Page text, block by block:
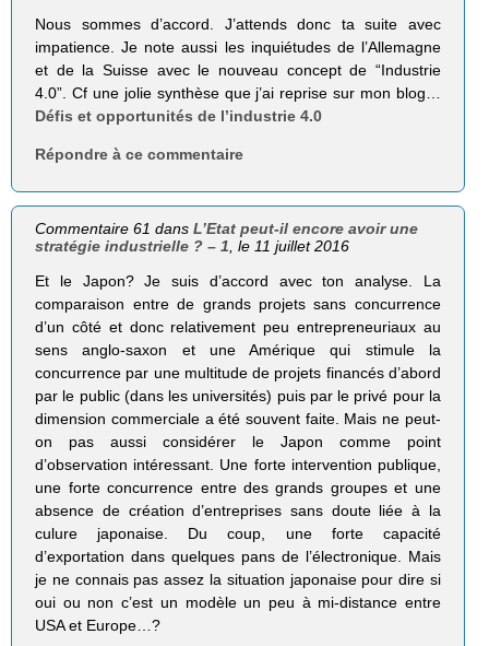
Nous sommes d’accord. J’attends donc ta suite avec
impatience. Je note aussi les inquiétudes de l’Allemagne
et de la Suisse avec le nouveau concept de “Industrie
4.0”. Cf une jolie synthèse que j’ai reprise sur mon blog…
Défis et opportunités de l’industrie 4.0
Répondre à ce commentaire
Commentaire 61 dansL’Etat peut-il encore avoir une
stratégie industrielle ? – 1 , le 11 juillet 2016
Et le Japon? Je suis d’accord avec ton analyse. La
comparaison entre de grands projets sans concurrence
d’un côté et donc relativement peu entrepreneuriaux au
sens anglo-saxon et une Amérique qui stimule la
concurrence par une multitude de projets financés d’abord
par le public (dans les universités) puis par le privé pour la
dimension commerciale a été souvent faite. Mais ne peut-
on pas aussi considérer le Japon comme point
d’observation intéressant. Une forte intervention publique,
une forte concurrence entre des grands groupes et une
absence de création d’entreprises sans doute liée à la
culure japonaise. Du coup, une forte capacité
d’exportation dans quelques pans de l’électronique. Mais
je ne connais pas assez la situation japonaise pour dire si
oui ou non c’est un modèle un peu à mi-distance entre
USA et Europe…?